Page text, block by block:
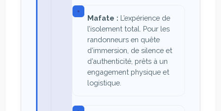
Mafate : L’expérience de
l’isolement total. Pour les
randonneurs en quête
d’immersion, de silence et
d’authenticité, prêts à un
engagement physique et
logistique.